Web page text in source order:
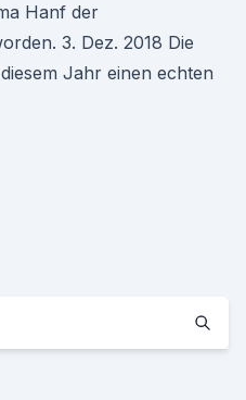
Hanf der
3. Dez. 2018 Die
Jahr einen echten